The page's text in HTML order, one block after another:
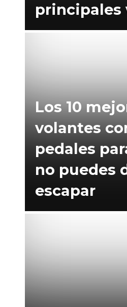
principales
Los 10
volantes
pedales
no puedes
escapar